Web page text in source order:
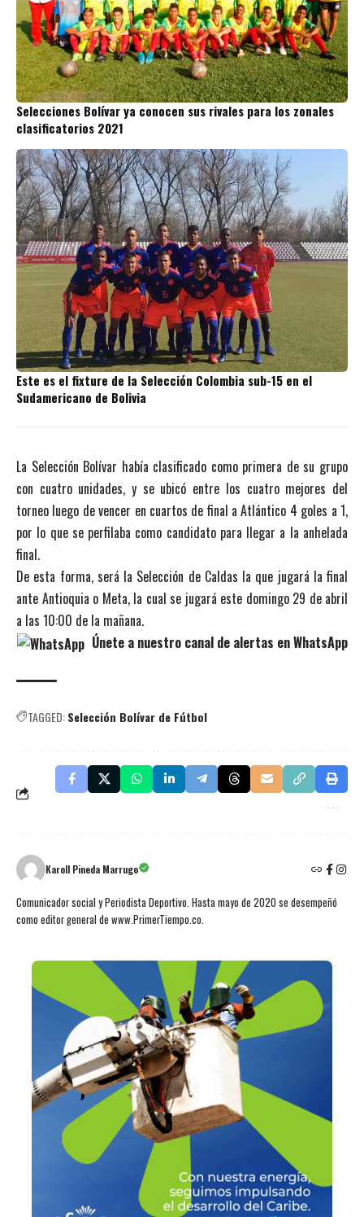
Selecciones Bolívar ya conocen sus rivales para los zonales
clasificatorios 2021
Este es el fixture de la Selección Colombia sub-15 en el
Sudamericano de Bolivia
La Selección Bolívar había clasificado como primera de su grupo
con cuatro unidades, y se ubicó entre los cuatro mejores del
torneo luego de vencer en cuartos de final a Atlántico 4 goles a 1,
por lo que se perfilaba como candidato para llegar a la anhelada
final.
De esta forma, será la Selección de Caldas la que jugará la final
ante Antioquia o Meta, la cual se jugará este domingo 29 de abril
a las 10:00 de la mañana.
Únete a nuestro canal de alertas en WhatsApp
TAGGED:Selección Bolívar de Fútbol
Karoll Pineda Marrugo
Comunicador social y Periodista Deportivo. Hasta mayo de 2020 se desempeñó
como editor general de www.PrimerTiempo.co.